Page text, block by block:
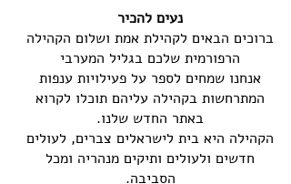
נעים להכיר
ברוכים הבאים לקהילת אמת ושלום הקהילה
הרפורמית שלכם בגליל המערבי
אנחנו שמחים לספר על פעילויות ענפות
המתרחשות בקהילה עליהם תוכלו לקרוא
באתר החדש שלנו.
הקהילה היא בית לישראלים צברים, לעולים
חדשים ולעולים ותיקים מנהריה ומכל
הסביבה.